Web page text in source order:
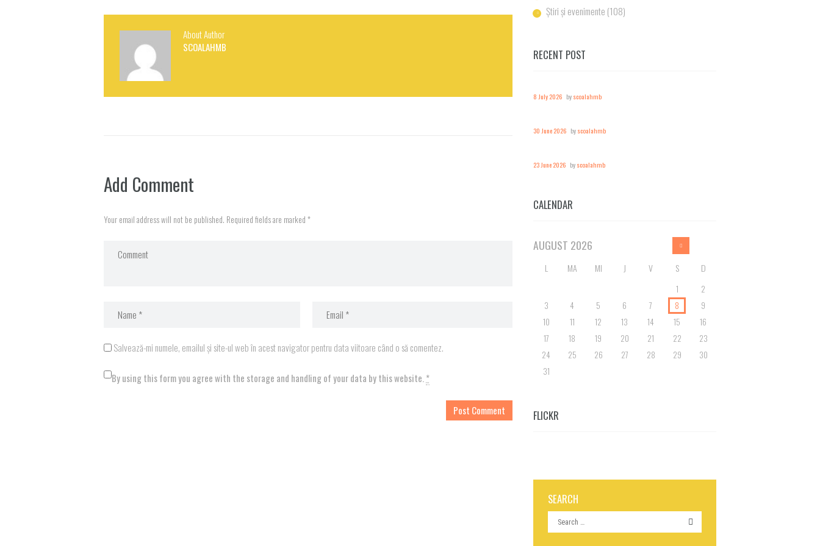
About Author
SCOALAHMB
Add Comment
Your email address will not be published. Required fields are marked *
Salvează-mi numele, emailul și site-ul web în acest navigator pentru data viitoare când o să comentez.
By using this form you agree with the storage and handling of your data by this website. *
Știri și evenimente (108)
RECENT POST
8 July 2026 byscoalahmb
30 June 2026 byscoalahmb
23 June 2026 byscoalahmb
CALENDAR
AUGUST 2026
L MA MI J V S D
1
2
3
4 5 6 7 8
9
10
11 12 13 14 15
16
17
18 19 20 21 22
23
24
25 26 27 28 29
30
31
FLICKR
SEARCH